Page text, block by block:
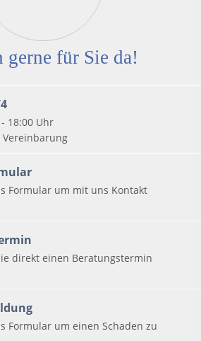
gerne für Sie da!
18:00 Uhr
Formular um mit uns Kontakt
direkt einen Beratungstermin
Formular um einen Schaden zu